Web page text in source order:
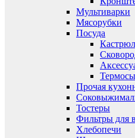
Мультиварки
Мясорубки
Посуда
Термосы
Прочая
Тостеры
Фильтры для
Хлебопечи